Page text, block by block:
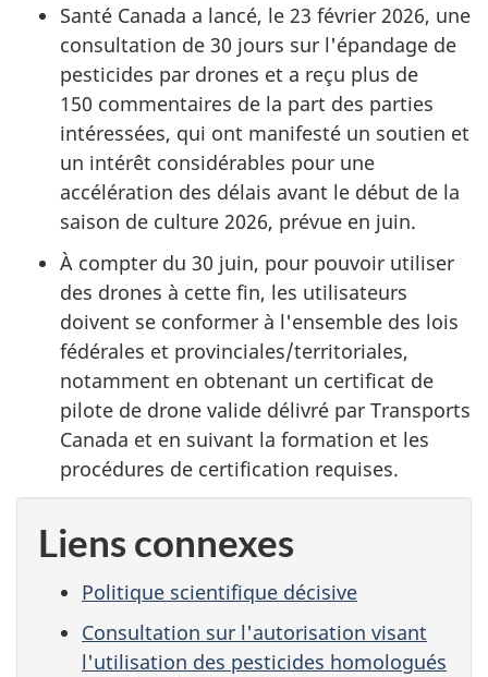
Santé Canada a lancé, le 23 février 2026, une
consultation de 30 jours sur l'épandage de
pesticides par drones et a reçu plus de
150 commentaires de la part des parties
intéressées, qui ont manifesté un soutien et
un intérêt considérables pour une
accélération des délais avant le début de la
saison de culture 2026, prévue en juin.
À compter du 30 juin, pour pouvoir utiliser
des drones à cette fin, les utilisateurs
doivent se conformer à l'ensemble des lois
fédérales et provinciales/territoriales,
notamment en obtenant un certificat de
pilote de drone valide délivré par Transports
Canada et en suivant la formation et les
procédures de certification requises.
Liens connexes
Politique scientifique décisive
Consultation sur l'autorisation visant
l'utilisation des pesticides homologués